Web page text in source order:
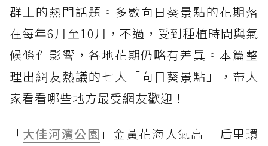
群上的熱門話題。多數向日葵景點的花期落
在每年6月至10月，不過，受到種植時間與氣
候條件影響，各地花期仍略有差異。本篇整
理出網友熱議的七大「向日葵景點」，帶大
家看看哪些地方最受網友歡迎！
「大佳河濱公園 」金黃花海人氣高 「后里環